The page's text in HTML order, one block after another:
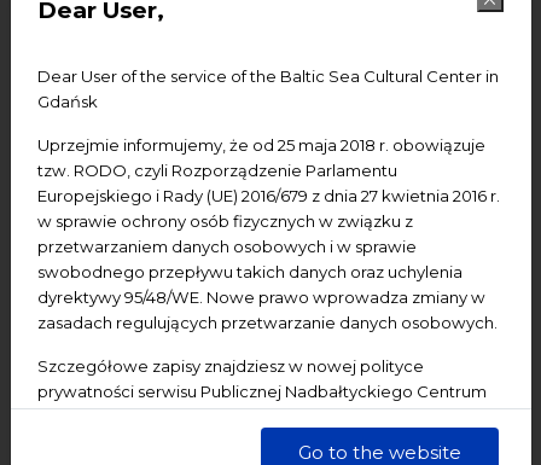
Dear User,
Dear User of the service of the Baltic Sea Cultural Center in
Gdańsk
Uprzejmie informujemy, że od 25 maja 2018 r. obowiązuje
tzw. RODO, czyli Rozporządzenie Parlamentu
Europejskiego i Rady (UE) 2016/679 z dnia 27 kwietnia 2016 r.
w sprawie ochrony osób fizycznych w związku z
przetwarzaniem danych osobowych i w sprawie
swobodnego przepływu takich danych oraz uchylenia
dyrektywy 95/48/WE. Nowe prawo wprowadza zmiany w
zasadach regulujących przetwarzanie danych osobowych.
Szczegółowe zapisy znajdziesz w nowej polityce
prywatności serwisu Publicznej Nadbałtyckiego Centrum
dane są przetwarzane w sposób bezpieczny, z należytą
Go to the website
Admission free.
Share:
Facebook
Mastodon
Email
Zapisz się do naszego newslettera!